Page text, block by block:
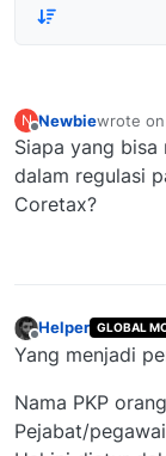
N Newbiewrote on
last
Siapa yang bisa
dalam regulasi
Coretax?
Helper GLOBAL
Yang menjadi
Nama PKP
Pejabat/